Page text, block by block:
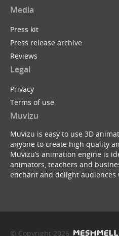
Media
Press kit
Press release archive
Reviews
Legal
Privacy
Terms of use
Muvizu
Muvizu is easy to use 3D
anyone to create high quality
Muvizu’s animation engine is
animators, teachers and
enchant and delight
© Copyright 2026